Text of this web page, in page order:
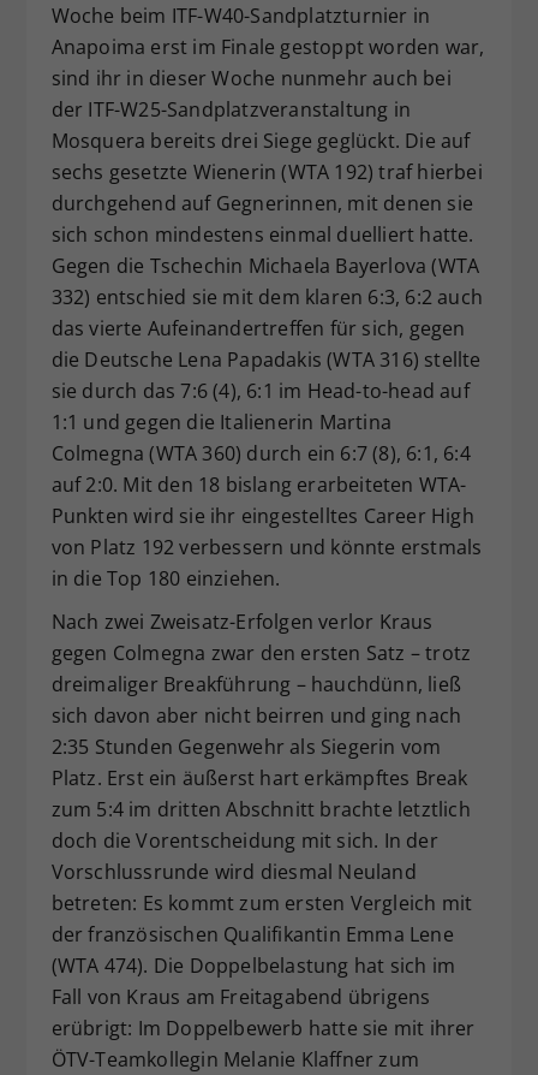
Woche beim ITF-W40-Sandplatzturnier in
Anapoima erst im Finale gestoppt worden war,
sind ihr in dieser Woche nunmehr auch bei
der ITF-W25-Sandplatzveranstaltung in
Mosquera bereits drei Siege geglückt. Die auf
sechs gesetzte Wienerin (WTA 192) traf hierbei
durchgehend auf Gegnerinnen, mit denen sie
sich schon mindestens einmal duelliert hatte.
Gegen die Tschechin Michaela Bayerlova (WTA
332) entschied sie mit dem klaren 6:3, 6:2 auch
das vierte Aufeinandertreffen für sich, gegen
die Deutsche Lena Papadakis (WTA 316) stellte
sie durch das 7:6 (4), 6:1 im Head-to-head auf
1:1 und gegen die Italienerin Martina
Colmegna (WTA 360) durch ein 6:7 (8), 6:1, 6:4
auf 2:0. Mit den 18 bislang erarbeiteten WTA-
Punkten wird sie ihr eingestelltes Career High
von Platz 192 verbessern und könnte erstmals
in die Top 180 einziehen.
Nach zwei Zweisatz-Erfolgen verlor Kraus
gegen Colmegna zwar den ersten Satz – trotz
dreimaliger Breakführung – hauchdünn, ließ
sich davon aber nicht beirren und ging nach
2:35 Stunden Gegenwehr als Siegerin vom
Platz. Erst ein äußerst hart erkämpftes Break
zum 5:4 im dritten Abschnitt brachte letztlich
doch die Vorentscheidung mit sich. In der
Vorschlussrunde wird diesmal Neuland
betreten: Es kommt zum ersten Vergleich mit
der französischen Qualifikantin Emma Lene
(WTA 474). Die Doppelbelastung hat sich im
Fall von Kraus am Freitagabend übrigens
erübrigt: Im Doppelbewerb hatte sie mit ihrer
ÖTV-Teamkollegin Melanie Klaffner zum
Zweck
Dieser Wert speichert Ihre Consent-
Einstellungen. Unter anderem eine
zufällig generierte ID, für die
historische Speicherung Ihrer
vorgenommen Einstellungen, falls der
Webseiten-Betreiber dies eingestellt